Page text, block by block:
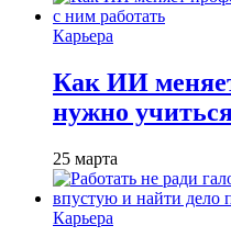
Карьера
Как ИИ
нужно
25 марта
Карьера